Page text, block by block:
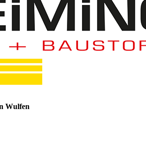
Wulfen